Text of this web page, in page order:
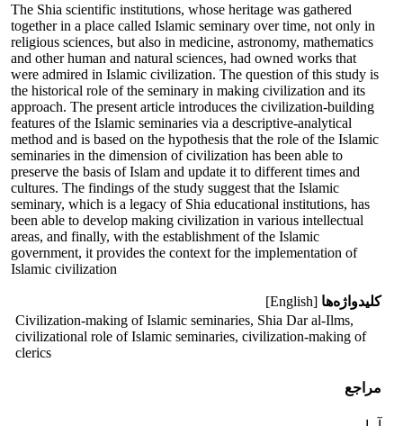
The Shia scientific institutions, whose heritage was gathered
together in a place called Islamic seminary over time, not only in
religious sciences, but also in medicine, astronomy, mathematics
and other human and natural sciences, had owned works that
were admired in Islamic civilization. The question of this study is
the historical role of the seminary in making civilization and its
approach. The present article introduces the civilization-building
features of the Islamic seminaries via a descriptive-analytical
method and is based on the hypothesis that the role of the Islamic
seminaries in the dimension of civilization has been able to
preserve the basis of Islam and update it to different times and
cultures. The findings of the study suggest that the Islamic
seminary, which is a legacy of Shia educational institutions, has
been able to develop making civilization in various intellectual
areas, and finally, with the establishment of the Islamic
government, it provides the context for the implementation of
Islamic civilization
کلیدواژه‌ها [English]
Civilization-making of Islamic seminaries, Shia Dar al-Ilms,
civilizational role of Islamic seminaries, civilization-making of
clerics
مراجع